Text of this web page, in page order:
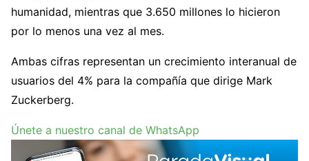
humanidad, mientras que 3.650 millones lo hicieron
por lo menos una vez al mes.
Ambas cifras representan un crecimiento interanual de
usuarios del 4% para la compañía que dirige Mark
Zuckerberg.
Únete a nuestro canal de WhatsApp